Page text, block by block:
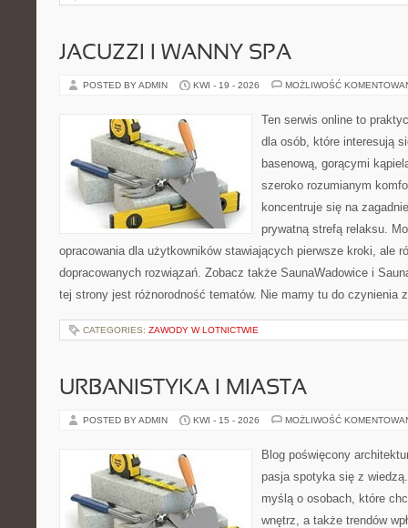
JACUZZI I WANNY SPA
POSTED BY ADMIN KWI - 19 - 2026 MOŻLIWOŚĆ
Ten serwis online to
dla osób, które interesują
basenową, gorącymi
szeroko rozumianym
koncentruje się na
prywatną strefą relaksu.
opracowania dla użytkowników stawiających pierwsze kroki, ale
dopracowanych rozwiązań. Zobacz także SaunaWadowice i
tej strony jest różnorodność tematów. Nie mamy tu do czynienia
CATEGORIES: ZAWODY W LOTNICTWIE
URBANISTYKA I MIASTA
POSTED BY ADMIN KWI - 15 - 2026 MOŻLIWOŚĆ
Blog poświęcony
pasja spotyka się z
myślą o osobach, które
wnętrz, a także trendów